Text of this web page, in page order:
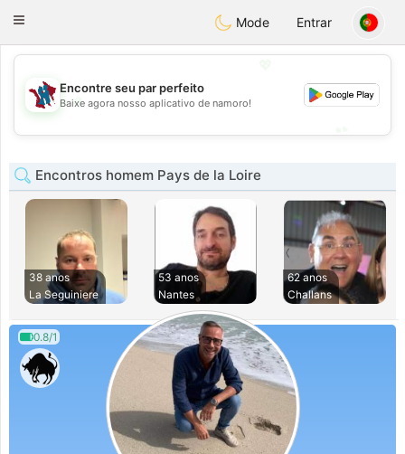
Taimerais
Toggle
Mode Entrar
💖
💕
Encontre seu par perfeito
Baixe agora nosso aplicativo de namoro!
Encontros homem Pays de la Loire
38 anos
La Seguiniere
53 anos
Nantes
62 anos
Challans
0.8/1